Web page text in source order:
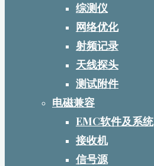
综测仪
网络优化
射频记录
天线探头
测试附件
电磁兼容
EMC软件及系统
接收机
信号源